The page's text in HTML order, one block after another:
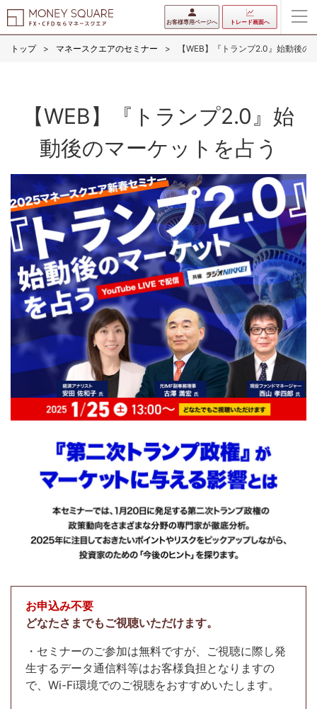
お客様専用ページへ トレード画面へ
トップ マネースクエアのセミナー 【WEB】『トランプ2.0』始動後の
【WEB】『トランプ2.0』始
動後のマーケットを占う
お申込み不要
どなたさまでもご視聴いただけます。
・セミナーのご参加は無料ですが、ご視聴に際し発
生するデータ通信料等はお客様負担となりますの
で、Wi-Fi環境でのご視聴をおすすめいたします。